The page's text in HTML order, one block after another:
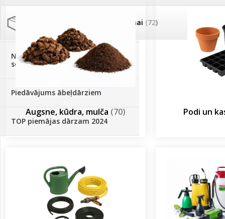
Palīglīdzekļi augu audzēšanai (72)
Klientu Diena
Novatec - izcils mēslošanai arī
sezonas otrajā pusē!
Piedāvājums ābeļdārziem
TOP piemājas dārzam 2024
Augsne, kūdra, mulča (70) Podi un